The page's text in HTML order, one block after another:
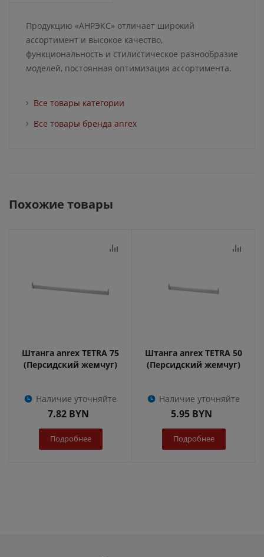
Продукцию «АНРЭКС» отличает широкий
ассортимент и высокое качество,
функциональность и стилистическое разнообразие
моделей, постоянная оптимизация ассортимента.
Все товары категории
Все товары бренда anrex
Похожие товары
Штанга anrex TETRA 75
(Персидский жемчуг)
Наличие уточняйте
7.82 BYN
Подробнее
Штанга anrex TETRA 50
(Персидский жемчуг)
Наличие уточняйте
5.95 BYN
Подробнее